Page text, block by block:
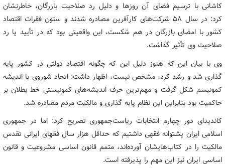
کاشانی با ترسیم فضای آن روزها و دلیل رد صلاحیت بازرگان، خاطرنشان
کرد: در سال ۵۸ شرکت‌های کارآفرین مصادره شدند و ستون فقرات اقتصاد
کشور با امضای بازرگان در هم شکست، این واقعیتی بود که در تأیید یا رد
صلاحیت وی تأثیر گذاشت.
وی با بیان این که هنوز دلیل این که چگونه اقتصاد دولتی در کشور پایه
گذاری شد و رشد کرد، مشخص نیست، اظهار داشت: اتحاد شوروی با اندیشه
کمونیسم شکل گرفت و مهم‌ترین حرف اندیشه‌های کمونیستی خط بطلان بر
حاکمیت بود بنابراین این نظام پایه گذاری و مالکیت مردم مصادره شد.
کاندیدای دور چهارم انتخابات ریاست‌جمهوری تصریح کرد: اما در جمهوری
اسلامی ایران پشتوانه فقهی داشتیم که حداقل هزار سال فقهای ایرانی تقدس
مالکیت را در کتاب‌هایشان آورده‌اند، متمم قانون اساسی مشروعیت و قانون
اساسی ایران نیز این مهم را پذیرفته است.